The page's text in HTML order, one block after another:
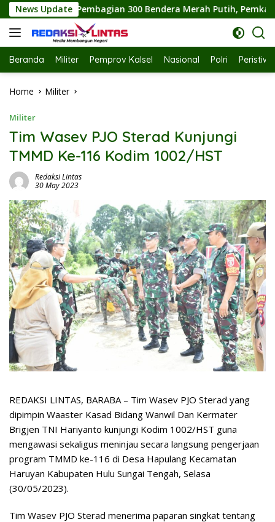
Skip
to
content
News Update
Bendera Merah Putih, Pemkab Labuhanbatu Semarakkan
Beranda Militer Pemprov Kalsel Nasional Polri
Home Militer
Militer
Tim Wasev PJO Sterad Kunjungi
TMMD Ke-116 Kodim 1002/HST
Redaksi Lintas
30 May 2023
REDAKSI LINTAS, BARABA – Tim Wasev PJO Sterad yang
dipimpin Waaster Kasad Bidang Wanwil Dan Kermater
Brigjen TNI Hariyanto kunjungi Kodim 1002/HST guna
mengawasi sekaligus meninjau secara langsung pengerjaan
program TMMD ke-116 di Desa Hapulang Kecamatan
Haruyan Kabupaten Hulu Sungai Tengah, Selasa
(30/05/2023).
Tim Wasev PJO Sterad menerima paparan singkat tentang